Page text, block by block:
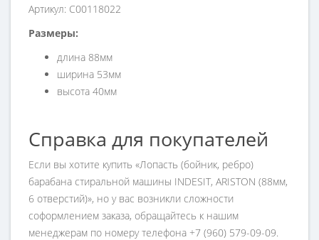
Артикул: C00118022
Размеры:
длина 88мм
ширина 53мм
высота 40мм
Справка для покупателей
Если вы хотите купить «Лопасть (бойник, ребро)
барабана стиральной машины INDESIT, ARISTON (88мм,
6 отверстий)», но у вас возникли сложности
соформлением заказа, обращайтесь к нашим
менеджерам по номеру телефона +7 (960) 579-09-09.